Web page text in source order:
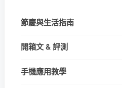
節慶與生活指南
開箱文 & 評測
手機應用教學